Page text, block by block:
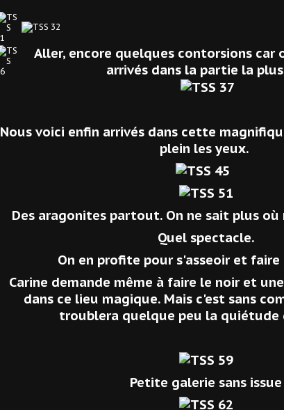
Aller, encore quelques contorsions car
arrivés dans la partie la
Nous voici enfin arrivés dans cette
plein les yeux.
Des aragonites partout. On ne sait plus où
Quel spectacle.
On en profite pour s'asseoir et faire
Carine demande même à faire le noir et
dans ce lieu magique. Mais c'est sans
troublera quelque peu la quiétude
Petite galerie sans issue